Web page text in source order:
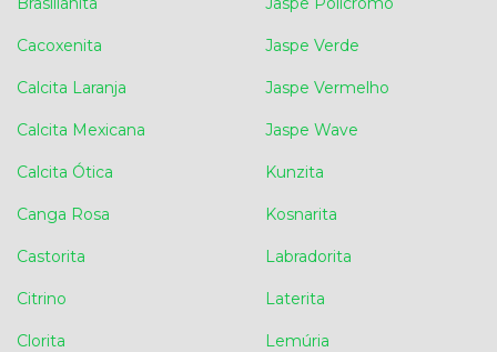
Cacoxenita
Calcita Laranja
Calcita Mexicana
Calcita Ótica
Canga Rosa
Castorita
Citrino
Clorita
Jaspe Verde
Jaspe Vermelho
Jaspe Wave
Kunzita
Kosnarita
Labradorita
Laterita
Lemúria